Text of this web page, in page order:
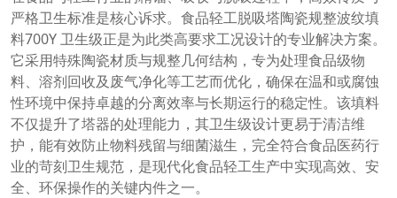
严格卫生标准是核心诉求。食品轻工脱吸塔陶瓷规整波纹填
料700Y 卫生级正是为此类高要求工况设计的专业解决方案。
它采用特殊陶瓷材质与规整几何结构，专为处理食品级物
料、溶剂回收及废气净化等工艺而优化，确保在温和或腐蚀
性环境中保持卓越的分离效率与长期运行的稳定性。该填料
不仅提升了塔器的处理能力，其卫生级设计更易于清洁维
护，能有效防止物料残留与细菌滋生，完全符合食品医药行
业的苛刻卫生规范，是现代化食品轻工生产中实现高效、安
全、环保操作的关键内件之一。